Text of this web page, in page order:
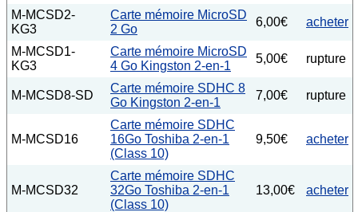
M-MCSD2-
KG3
Carte mémoire MicroSD
2 Go
6,00€ acheter
M-MCSD1-
KG3
Carte mémoire MicroSD
4 Go Kingston 2-en-1
5,00€ rupture
M-MCSD8-SD
Carte mémoire SDHC 8
Go Kingston 2-en-1
7,00€ rupture
M-MCSD16
Carte mémoire SDHC
16Go Toshiba 2-en-1
(Class 10)
9,50€ acheter
M-MCSD32
Carte mémoire SDHC
32Go Toshiba 2-en-1
(Class 10)
13,00€ acheter